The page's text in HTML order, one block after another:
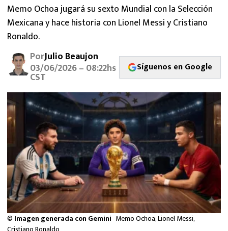
ATLANTE
SELECCIÓN MEXICANA
FUTBOL INTERNACIONAL
MEXICANOS EN EL EXTRANJERO
FUTBOL ESTUFA
FÓRMULA 1
BOXEO
LIGA MX
NFL
Memo Ochoa jugará su sexto Mundial con la Selección
Mexicana y hace historia con Lionel Messi y Cristiano
Ronaldo.
PorJulio Beaujon
03/06/2026 – 08:22hs
CST
Síguenos en Google
© Imagen generada con Gemini Memo Ochoa, Lionel Messi,